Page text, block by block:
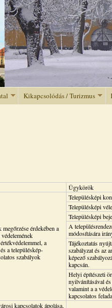
Jump to
Kikapcsolódás / Turizmus
Ügykörök
érdekében a
a
a településkép-
szabályok
Településképi
Településképi
Településképi
A
módosítására
Tájékoztatás
szabályzat és az
képező
kapcsán.
Helyi építészeti
nyilvánításával
valamint a a
kapcsolatos
kapcsolatok ápolása,